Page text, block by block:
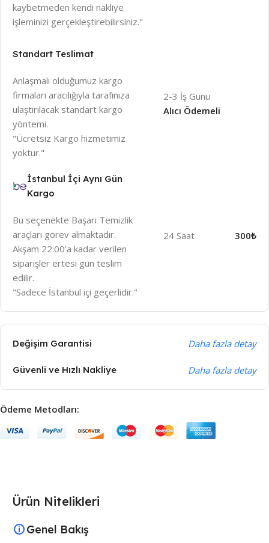
kaybetmeden kendi nakliye
işleminizi gerçekleştirebilirsiniz."
Standart Teslimat
Anlaşmalı olduğumuz kargo
firmaları aracılığıyla tarafınıza
ulaştırılacak standart kargo
yöntemi.
"Ücretsiz Kargo hizmetimiz
yoktur."
2-3 İş Günü
Alıcı Ödemeli
İstanbul İçi Aynı Gün
Kargo
Bu seçenekte Başarı Temizlik
araçları görev almaktadır.
Akşam 22:00'a kadar verilen
siparişler ertesi gün teslim
edilir.
"Sadece İstanbul içi geçerlidir."
24 Saat 300₺
Değişim Garantisi Daha fazla detay
Güvenli ve Hızlı Nakliye Daha fazla detay
Ödeme Metodları:
Ürün Nitelikleri
Genel Bakış